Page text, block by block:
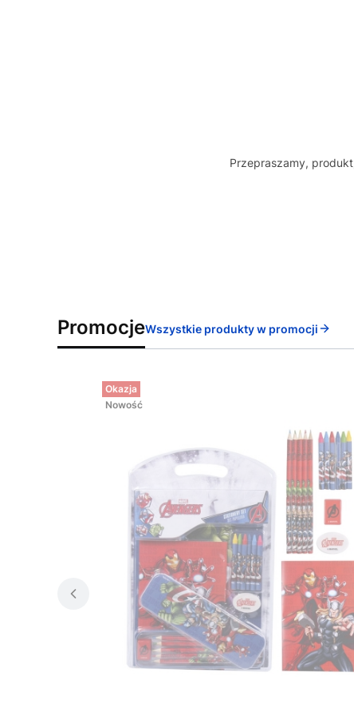
Przepraszamy,
PromocjeWszystkie produkty w promocji
Okazja
Nowość